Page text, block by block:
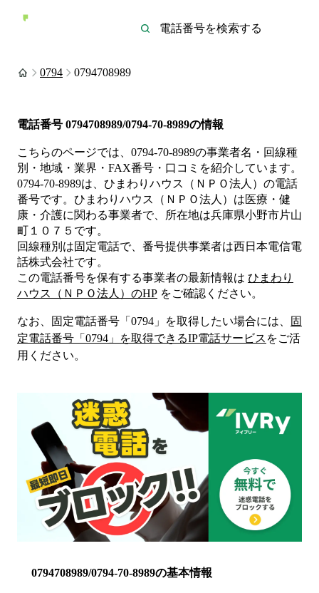
0794 0794708989
電話番号 0794708989/0794-70-8989の情報
こちらのページでは、 0794-70-8989の事業者名・回線種
別・地域・業界・FAX番号・口コミを紹介しています。
0794-70-8989は、 ひまわりハウス（ＮＰＯ法人） の電話
番号です。 ひまわりハウス（ＮＰＯ法人）は医療・健
康・介護に関わる事業者で、所在地は兵庫県小野市片山
町１０７５ です。
回線種別は固定電話で、番号提供事業者は西日本電信電
話株式会社です。
この電話番号を保有する事業者の最新情報は ひまわり
ハウス（ＮＰＯ法人） のHP をご確認ください。
なお、固定電話番号「 0794 」を取得したい場合には、
固
定電話番号「 0794 」を取得できるIP電話サービス をご活
用ください。
0794708989/0794-70-8989の基本情報